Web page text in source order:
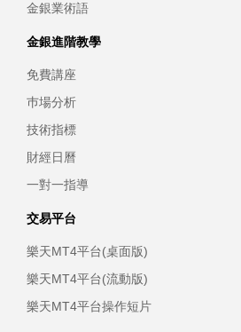
金銀業術語
金銀進階教學
免費講座
巿場分析
技術指標
財經日曆
一對一指導
交易平台
樂天MT4平台(桌面版)
樂天MT4平台(流動版)
樂天MT4平台操作短片